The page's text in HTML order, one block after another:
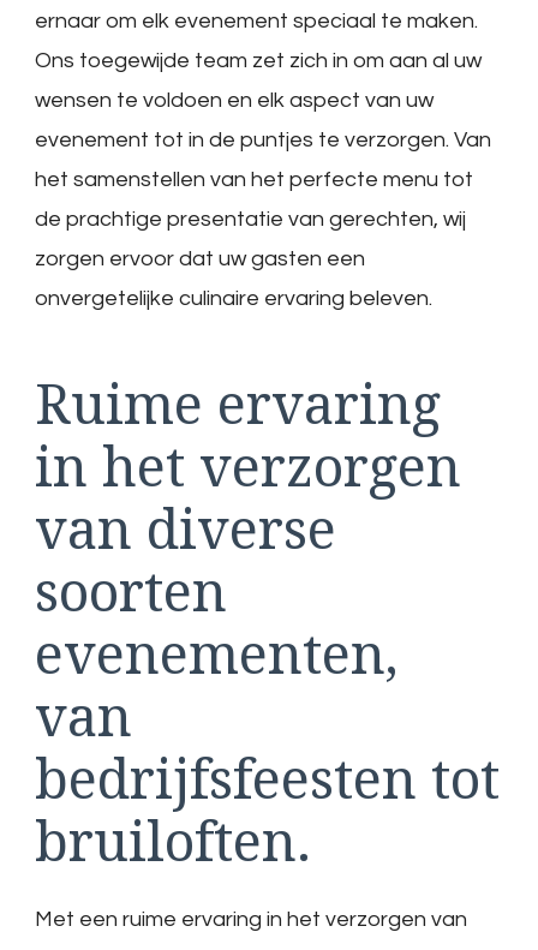
ernaar om elk evenement speciaal te maken.
Ons toegewijde team zet zich in om aan al uw
wensen te voldoen en elk aspect van uw
evenement tot in de puntjes te verzorgen. Van
het samenstellen van het perfecte menu tot
de prachtige presentatie van gerechten, wij
zorgen ervoor dat uw gasten een
onvergetelijke culinaire ervaring beleven.
Ruime ervaring
in het verzorgen
van diverse
soorten
evenementen,
van
bedrijfsfeesten tot
bruiloften.
Met een ruime ervaring in het verzorgen van